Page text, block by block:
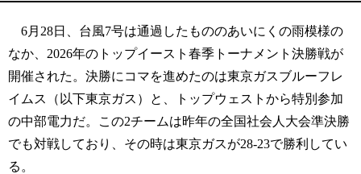
6月28日、台風7号は通過したもののあいにくの雨模様の
なか、2026年のトップイースト春季トーナメント決勝戦が
開催された。決勝にコマを進めたのは東京ガスブルーフレ
イムス（以下東京ガス）と、トップウェストから特別参加
の中部電力だ。この2チームは昨年の全国社会人大会準決勝
でも対戦しており、その時は東京ガスが28-23で勝利してい
る。